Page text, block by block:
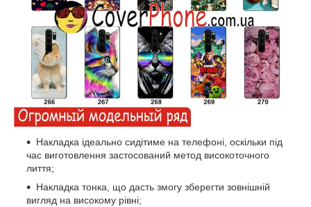
Накладка ідеально сидітиме на телефоні, оскільки під
час виготовлення застосований метод високоточного
лиття;
Накладка тонка, що дасть змогу зберегти зовнішній
вигляд на високому рівні;